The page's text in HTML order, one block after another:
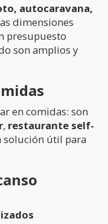
autocaravana,
dimensiones
presupuesto
son amplios y
en comidas: son
, restaurante self-
solución útil para